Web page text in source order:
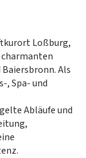
Loßburg,
charmanten
Als
, Spa- und
Abläufe und